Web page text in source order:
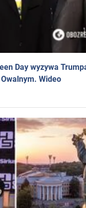
Day wyzywa
Wideo